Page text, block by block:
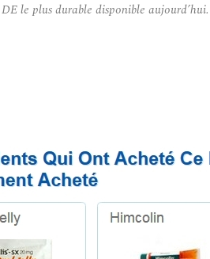
le plus durable disponible